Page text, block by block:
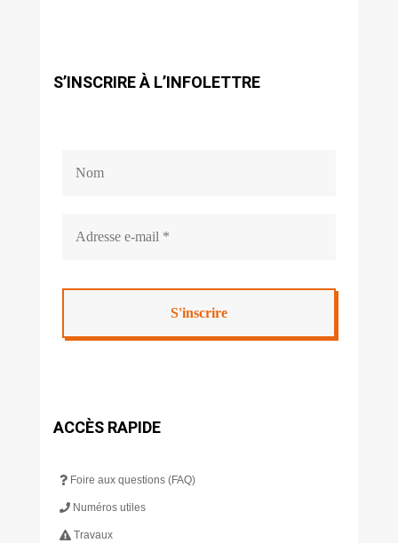
S’INSCRIRE À L’INFOLETTRE
ACCÈS RAPIDE
Foire aux questions (FAQ)
Numéros utiles
Travaux